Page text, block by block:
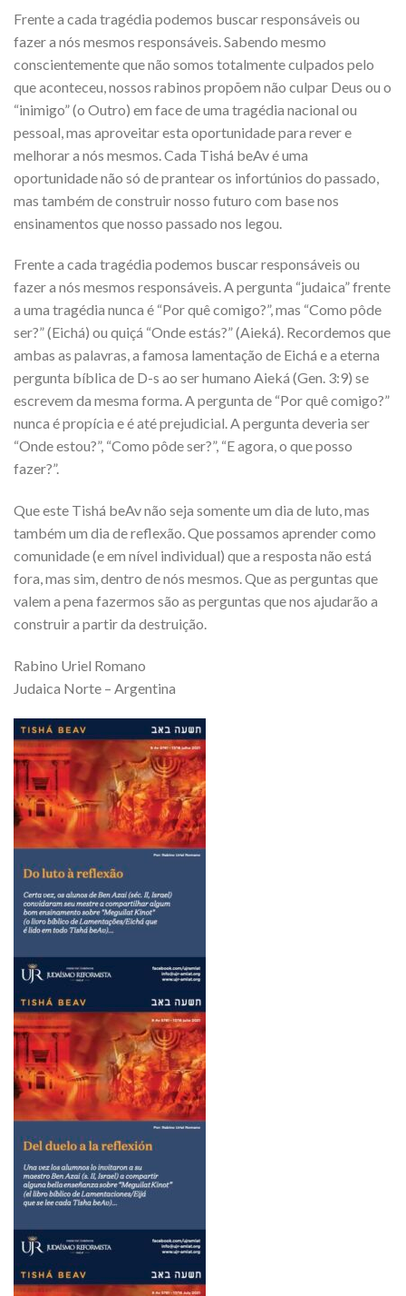
Frente a cada tragédia podemos buscar responsáveis ou
fazer a nós mesmos responsáveis. Sabendo mesmo
conscientemente que não somos totalmente culpados pelo
que aconteceu, nossos rabinos propõem não culpar Deus ou o
“inimigo” (o Outro) em face de uma tragédia nacional ou
pessoal, mas aproveitar esta oportunidade para rever e
melhorar a nós mesmos. Cada Tishá beAv é uma
oportunidade não só de prantear os infortúnios do passado,
mas também de construir nosso futuro com base nos
ensinamentos que nosso passado nos legou.
Frente a cada tragédia podemos buscar responsáveis ou
fazer a nós mesmos responsáveis. A pergunta “judaica” frente
a uma tragédia nunca é “Por quê comigo?”, mas “Como pôde
ser?” (Eichá) ou quiçá “Onde estás?” (Aieká). Recordemos que
ambas as palavras, a famosa lamentação de Eichá e a eterna
pergunta bíblica de D-s ao ser humano Aieká (Gen. 3:9) se
escrevem da mesma forma. A pergunta de “Por quê comigo?”
nunca é propícia e é até prejudicial. A pergunta deveria ser
“Onde estou?”, “Como pôde ser?”, “E agora, o que posso
fazer?”.
Que este Tishá beAv não seja somente um dia de luto, mas
também um dia de reflexão. Que possamos aprender como
comunidade (e em nível individual) que a resposta não está
fora, mas sim, dentro de nós mesmos. Que as perguntas que
valem a pena fazermos são as perguntas que nos ajudarão a
construir a partir da destruição.
Rabino Uriel Romano
Judaica Norte – Argentina